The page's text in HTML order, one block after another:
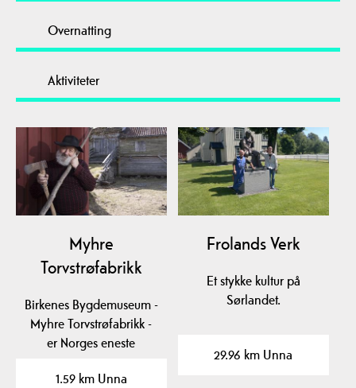
Overnatting
Aktiviteter
Myhre
Torvstrøfabrikk
Birkenes Bygdemuseum -
Myhre Torvstrøfabrikk -
er Norges eneste
1.59 km Unna
Frolands Verk
Et stykke kultur på
Sørlandet.
29.96 km Unna